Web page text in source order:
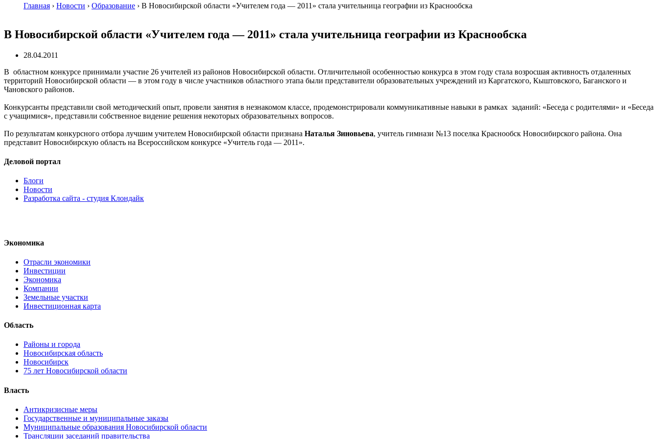
Главная › Новости › Образование › В Новосибирской области «Учителем года — 2011» стала учительница географии из Краснообска
В Новосибирской области «Учителем года — 2011» стала учительница географии из Краснообска
28.04.2011
В областном конкурсе принимали участие 26 учителей из районов Новосибирской области. Отличительной особенностью конкурса в этом году стала возросшая активность отдаленных
территорий Новосибирской области — в этом году в числе участников областного этапа были представители образовательных учреждений из Каргатского, Кыштовского, Баганского и
Чановского районов.
Конкурсанты представили свой методический опыт, провели занятия в незнакомом классе, продемонстрировали коммуникативные навыки в рамках заданий: «Беседа с родителями» и «Беседа
с учащимися», представили собственное видение решения некоторых образовательных вопросов.
По результатам конкурсного отбора лучшим учителем Новосибирской области признана Наталья Зиновьева, учитель гимнази №13 поселка Краснообск Новосибирского района. Она
представит Новосибирскую область на Всероссийском конкурсе «Учитель года — 2011».
Деловой портал
Блоги
Новости
Разработка сайта - студия Клондайк
Экономика
Отрасли экономики
Инвестиции
Экономика
Компании
Земельные участки
Инвестиционная карта
Область
Районы и города
Новосибирская область
Новосибирск
75 лет Новосибирской области
Власть
Антикризисные меры
Государственные и муниципальные заказы
Муниципальные образования Новосибирской области
Трансляции заседаний правительства